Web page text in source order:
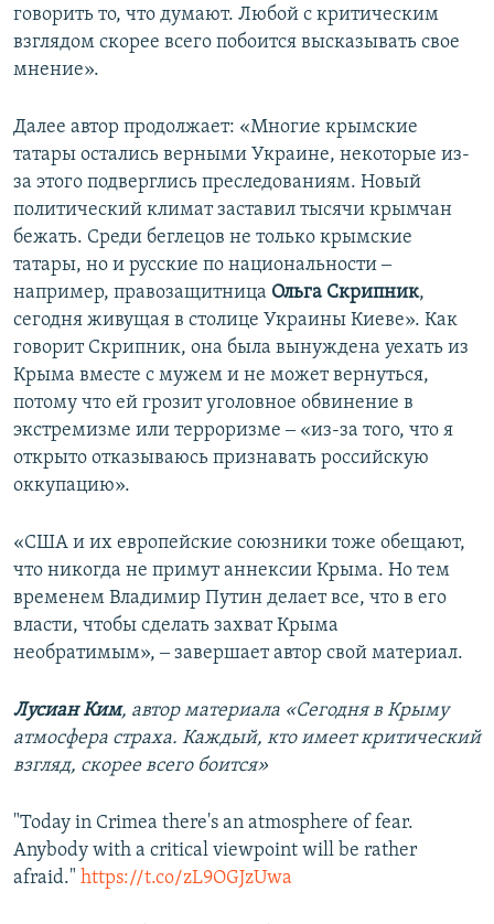
говорить то, что думают. Любой с критическим
взглядом скорее всего побоится высказывать свое
мнение».
Далее автор продолжает: «Многие крымские
татары остались верными Украине, некоторые из-
за этого подверглись преследованиям. Новый
политический климат заставил тысячи крымчан
бежать. Среди беглецов не только крымские
татары, но и русские по национальности ‒
например, правозащитница Ольга Скрипник,
сегодня живущая в столице Украины Киеве». Как
говорит Скрипник, она была вынуждена уехать из
Крыма вместе с мужем и не может вернуться,
потому что ей грозит уголовное обвинение в
экстремизме или терроризме ‒ «из-за того, что я
открыто отказываюсь признавать российскую
оккупацию».
«США и их европейские союзники тоже обещают,
что никогда не примут аннексии Крыма. Но тем
временем Владимир Путин делает все, что в его
власти, чтобы сделать захват Крыма
необратимым», ‒ завершает автор свой материал.
Лусиан Ким, автор материала «Сегодня в Крыму
атмосфера страха. Каждый, кто имеет критический
взгляд, скорее всего боится»
"Today in Crimea there's an atmosphere of fear.
Anybody with a critical viewpoint will be rather
afraid." https://t.co/zL9OGJzUwa